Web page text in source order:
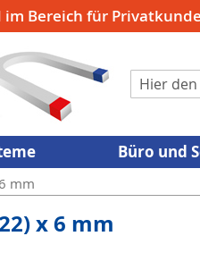
im Bereich für
Suche
Büro und
mm
x 6 mm